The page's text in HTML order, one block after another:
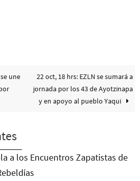
une
22 oct, 18 hrs: EZLN se sumará a
jornada por los 43 de Ayotzinapa
y en apoyo al pueblo Yaqui
a los Encuentros Zapatistas de